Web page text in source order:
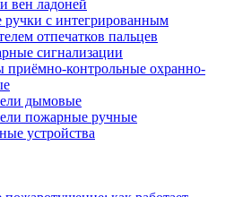
вен ладоней
ручки с интегрированным
отпечатков пальцев
сигнализации
приёмно-контрольные охранно-
дымовые
пожарные ручные
устройства